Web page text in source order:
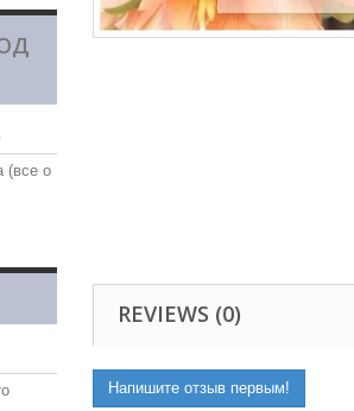
(все о
REVIEWS (0)
Напишите отзыв первым!